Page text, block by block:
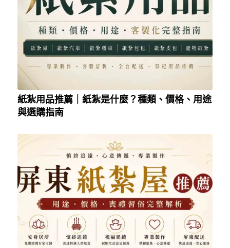
紙紮用品推薦｜紙紮是什麼？種類、價格、用途
與選購指南